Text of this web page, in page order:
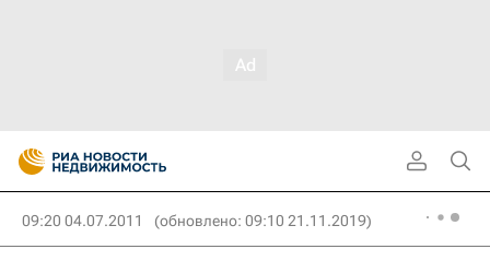
09:20 04.07.2011 (обновлено: 09:10 21.11.2019)